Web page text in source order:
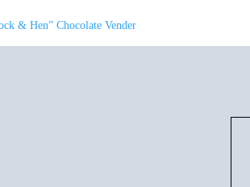
& Hen” Chocolate Vender